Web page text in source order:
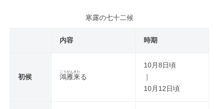
寒露の七十二候
内容 時期
初候 鴻雁
こうがん
来
きた
る
10月8日頃
10月12日頃